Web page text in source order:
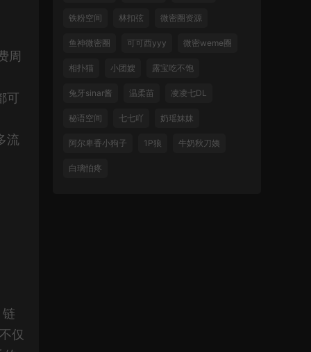
周
可
流
仅
铁粉空间 林扣弦 微密圈资源
鱼神微密圈 可可西yyy 微密weme圈
相扑猫 小团嫂 露宝吃不饱
兔牙sinar酱 温柔苗 凌凌七DL
秘语空间 七七吖 奶瑶妹妹
阿尔卑香小狗子 1P狼 牛奶秋刀姨
白璃怕疼